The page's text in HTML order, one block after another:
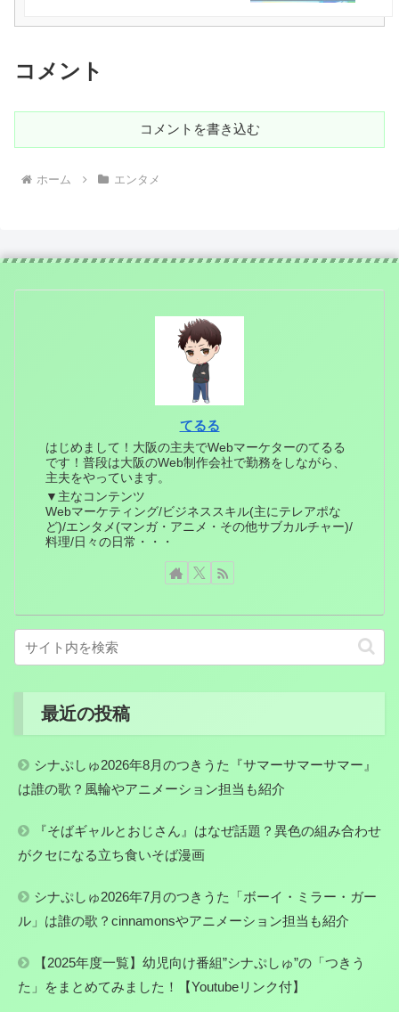
コメント
コメントを書き込む
ホーム エンタメ
てるる
はじめまして！大阪の主夫でWebマーケターのてるる
です！普段は大阪のWeb制作会社で勤務をしながら、
主夫をやっています。
▼主なコンテンツ
Webマーケティング/ビジネススキル(主にテレアポな
ど)/エンタメ(マンガ・アニメ・その他サブカルチャー)/
料理/日々の日常・・・
最近の投稿
シナぷしゅ2026年8月のつきうた『サマーサマーサマー』
は誰の歌？風輪やアニメーション担当も紹介
『そばギャルとおじさん』はなぜ話題？異色の組み合わせ
がクセになる立ち食いそば漫画
シナぷしゅ2026年7月のつきうた「ボーイ・ミラー・ガー
ル」は誰の歌？cinnamonsやアニメーション担当も紹介
【2025年度一覧】幼児向け番組”シナぷしゅ”の「つきう
た」をまとめてみました！【Youtubeリンク付】